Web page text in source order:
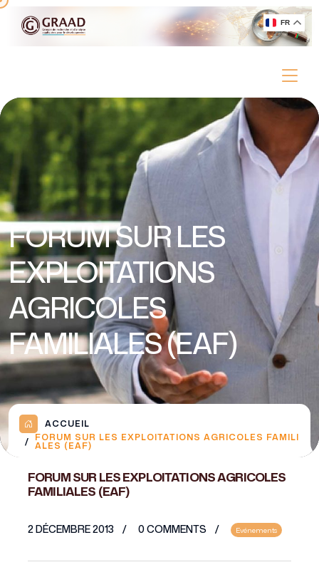
FORUM SUR LES
EXPLOITATIONS
AGRICOLES
FAMILIALES (EAF)
ACCUEIL
FORUM SUR LES EXPLOITATIONS AGRICOLES FAMILI
ALES (EAF)
FORUM SUR LES EXPLOITATIONS AGRICOLES
FAMILIALES (EAF)
2 DÉCEMBRE 2013 0 COMMENTS Evénements
FR